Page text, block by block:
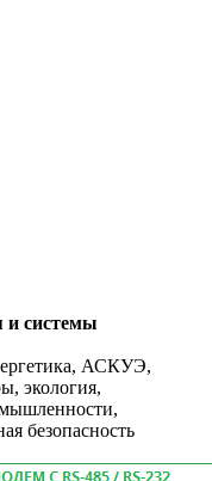
системы
АСКУЭ,
экология,
безопасность